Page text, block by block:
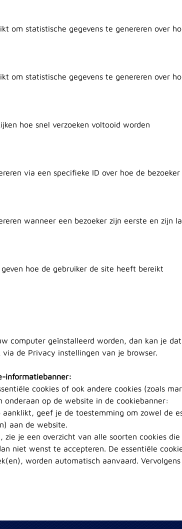
om statistische gegevens te genereren over
om statistische gegevens te genereren over
hoe snel verzoeken voltooid worden
via een specifieke ID over hoe de
wanneer een bezoeker zijn eerste en zijn
hoe de gebruiker de site heeft bereikt
computer geïnstalleerd worden, dan kan je
de Privacy instellingen van je browser.
informatiebanner:
cookies of ook andere cookies (zoals
op de website in de cookiebanner:
geef je de toestemming om zowel de
aan de website.
je een overzicht van alle soorten cookies
niet wenst te accepteren. De essentiële
worden automatisch aanvaard.